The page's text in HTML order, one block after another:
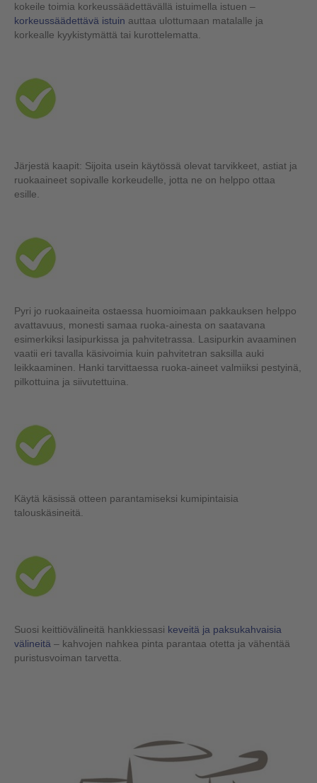
kokeile toimia korkeussäädettävällä istuimella istuen –
korkeussäädettävä istuin auttaa ulottumaan matalalle ja
korkealle kyykistymättä tai kurottelematta.
Järjestä kaapit: Sijoita usein käytössä olevat tarvikkeet, astiat ja
ruokaaineet sopivalle korkeudelle, jotta ne on helppo ottaa
esille.
Pyri jo ruokaaineita ostaessa huomioimaan pakkauksen helppo
avattavuus, monesti samaa ruoka-ainesta on saatavana
esimerkiksi lasipurkissa ja pahvitetrassa. Lasipurkin avaaminen
vaatii eri tavalla käsivoimia kuin pahvitetran saksilla auki
leikkaaminen. Hanki tarvittaessa ruoka-aineet valmiiksi pestyinä,
pilkottuina ja siivutettuina.
Käytä käsissä otteen parantamiseksi kumipintaisia
talouskäsineitä.
Suosi keittiövälineitä hankkiessasi keveitä ja paksukahvaisia
välineitä – kahvojen nahkea pinta parantaa otetta ja vähentää
puristusvoiman tarvetta.